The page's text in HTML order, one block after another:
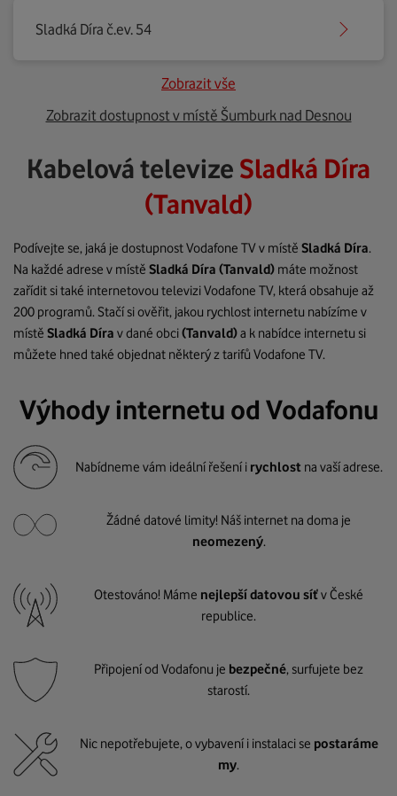
Sladká Díra č.ev. 54
Zobrazit vše
Zobrazit dostupnost v místě Šumburk nad Desnou
Kabelová televize Sladká Díra
(Tanvald)
Podívejte se, jaká je dostupnost Vodafone TV v místě Sladká Díra.
Na každé adrese v místě Sladká Díra (Tanvald) máte možnost
zařídit si také internetovou televizi Vodafone TV, která obsahuje až
200 programů. Stačí si ověřit, jakou rychlost internetu nabízíme v
místě Sladká Díra v dané obci(Tanvald)a k nabídce internetu si
můžete hned také objednat některý z tarifů Vodafone TV.
Výhody internetu od Vodafonu
Nabídneme vám ideální řešení i rychlost na vaší adrese.
Žádné datové limity! Náš internet na doma je
neomezený.
Otestováno! Máme nejlepší datovou síťv České
republice.
Připojení od Vodafonu je bezpečné, surfujete bez
starostí.
Nic nepotřebujete, o vybavení i instalaci se postaráme
my.